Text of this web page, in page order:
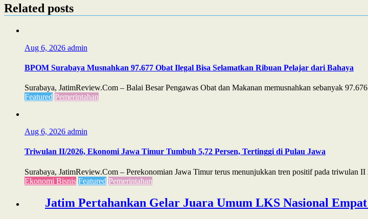
Related posts
Aug 6, 2026 admin
BPOM Surabaya Musnahkan 97.677 Obat Ilegal Bisa Selamatkan Ribuan Pelajar dari Bahaya
Surabaya, JatimReview.Com – Balai Besar Pengawas Obat dan Makanan memusnahkan sebanyak
Featured Pemerintahan
Aug 6, 2026 admin
Triwulan II/2026, Ekonomi Jawa Timur Tumbuh 5,72 Persen, Tertinggi di Pulau Jawa
Surabaya, JatimReview.Com – Perekonomian Jawa Timur terus menunjukkan tren positif pada triwulan II
Ekonomi Bisnis Featured Pemerintahan
Jatim Pertahankan Gelar Juara Umum LKS Nasional